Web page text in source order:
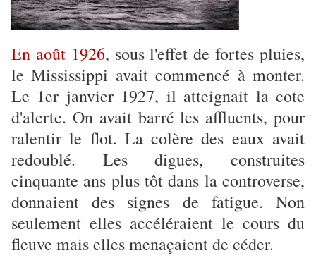
En août 1926, sous l'effet de fortes pluies,
le Mississippi avait commencé à monter.
Le 1er janvier 1927, il atteignait la cote
d'alerte. On avait barré les affluents, pour
ralentir le flot. La colère des eaux avait
redoublé. Les digues, construites
cinquante ans plus tôt dans la controverse,
donnaient des signes de fatigue. Non
seulement elles accéléraient le cours du
fleuve mais elles menaçaient de céder.